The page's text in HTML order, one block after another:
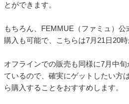
とができます。
もちろん、FEMMUE（ファミュ）
購入も可能で、こちらは7月21日20時
オフラインでの販売も同様に7月中
ているので、確実にゲットしたい方
ら購入することをおすすめします。